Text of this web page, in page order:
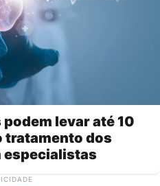
levar até 10
tratamento dos
especialistas